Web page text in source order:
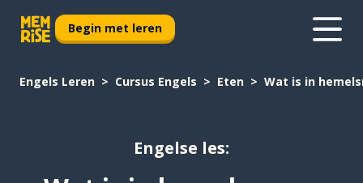
Begin met leren
Engels Leren Cursus Engels Eten Wat is in
Engelse les: